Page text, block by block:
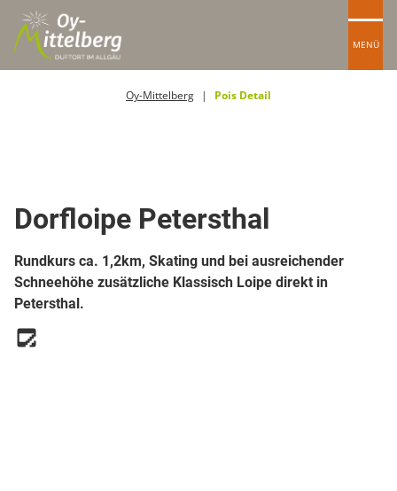
MENÜ
Oy-Mittelberg Pois Detail
Dorfloipe Petersthal
Rundkurs ca. 1,2km, Skating und bei ausreichender
Schneehöhe zusätzliche Klassisch Loipe direkt in
Petersthal.